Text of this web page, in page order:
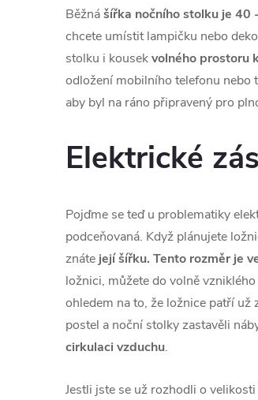
Běžnášířka nočního stolku je 40
chcete umístit lampičku nebo
stolku i kousekvolného prostoru
odložení mobilního telefonu nebo
aby byl na ráno připravený pro
Elektrické
Pojďme se teď u problematiky
podceňovaná. Když plánujete
znátejejí šířku. Tento rozměr je
ložnici, můžete do volně
ohledem na to, že ložnice patří
postel a noční stolky zastavěli
cirkulaci vzduchu.
Jestli jste se už rozhodli o